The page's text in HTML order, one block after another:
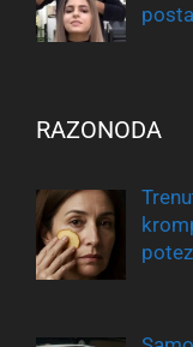
RAZONODA